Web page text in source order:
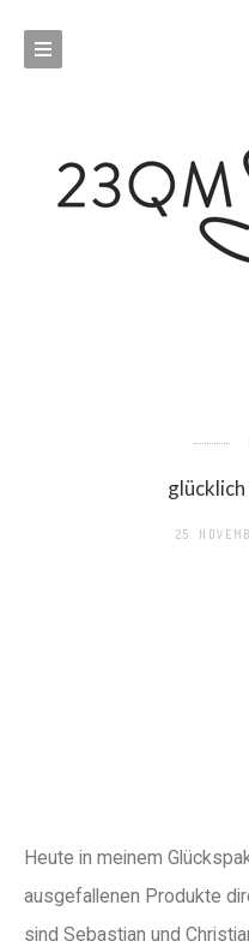
25.
Heute in meinem
ausgefallenen Produkte
sind Sebastian und